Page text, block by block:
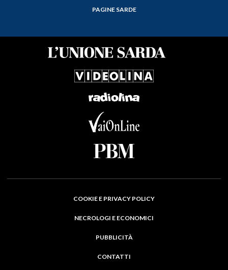
PAGINE SARDE
COOKIE E PRIVACY POLICY
NECROLOGI E ECONOMICI
PUBBLICITÀ
CONTATTI